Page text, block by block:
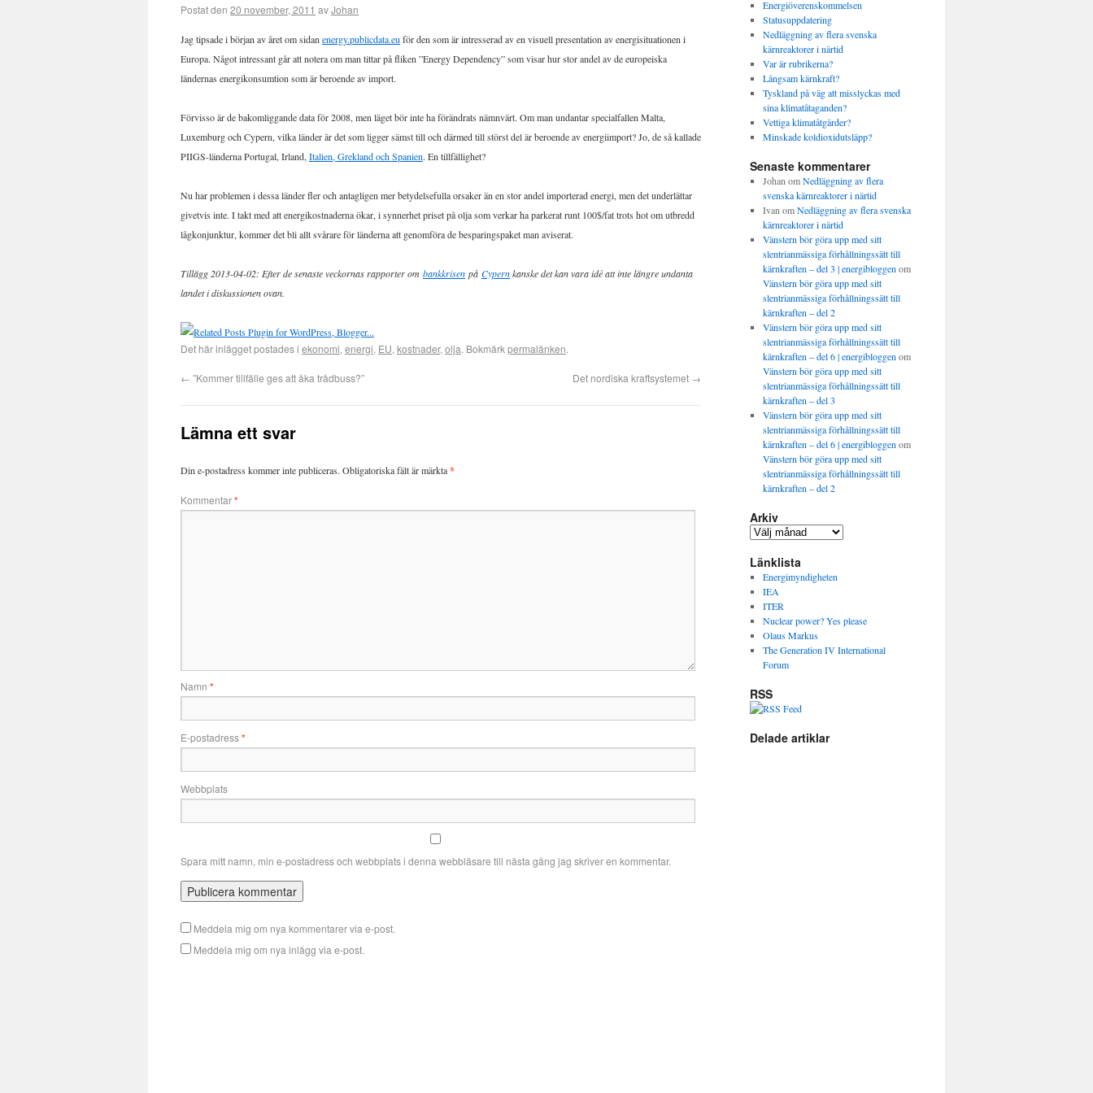
Postat den 20 november, 2011 avJohan
Jag tipsade i början av året om sidan energy.publicdata.eu för den som är intresserad av en visuell presentation av energisituationen i
Europa. Något intressant går att notera om man tittar på fliken ”Energy Dependency” som visar hur stor andel av de europeiska
ländernas energikonsumtion som är beroende av import.
Förvisso är de bakomliggande data för 2008, men läget bör inte ha förändrats nämnvärt. Om man undantar specialfallen Malta,
Luxemburg och Cypern, vilka länder är det som ligger sämst till och därmed till störst del är beroende av energiimport? Jo, de så kallade
PIIGS-länderna Portugal, Irland, Italien, Grekland och Spanien. En tillfällighet?
Nu har problemen i dessa länder fler och antagligen mer betydelsefulla orsaker än en stor andel importerad energi, men det underlättar
givetvis inte. I takt med att energikostnaderna ökar, i synnerhet priset på olja som verkar ha parkerat runt 100$/fat trots hot om utbredd
lågkonjunktur, kommer det bli allt svårare för länderna att genomföra de besparingspaket man aviserat.
Tillägg 2013-04-02: Efter de senaste veckornas rapporter om bankkrisen på Cypernkanske det kan vara idé att inte längre undanta
landet i diskussionen ovan.
Det här inlägget postades i ekonomi, energi, EU, kostnader, olja. Bokmärkpermalänken.
← ”Kommer tillfälle ges att åka trådbuss?” Det nordiska kraftsystemet →
Lämna ett svar
Din e-postadress kommer inte publiceras. Obligatoriska fält är märkta*
Kommentar*
Namn *
E-postadress*
Webbplats
Spara mitt namn, min e-postadress och webbplats i denna webbläsare till nästa gång jag skriver en kommentar.
Meddela mig om nya kommentarer via e-post.
Meddela mig om nya inlägg via e-post.
Energiöverenskommelsen
Statusuppdatering
Nedläggning av flera svenska
kärnreaktorer i närtid
Var är rubrikerna?
Långsam kärnkraft?
Tyskland på väg att misslyckas med
sina klimatåtaganden?
Vettiga klimatåtgärder?
Minskade koldioxidutsläpp?
Senaste kommentarer
Johan omNedläggning av flera
svenska kärnreaktorer i närtid
Ivan omNedläggning av flera svenska
kärnreaktorer i närtid
Vänstern bör göra upp med sitt
slentrianmässiga förhållningssätt till
kärnkraften – del 3 | energibloggen om
Vänstern bör göra upp med sitt
slentrianmässiga förhållningssätt till
kärnkraften – del 2
Vänstern bör göra upp med sitt
slentrianmässiga förhållningssätt till
kärnkraften – del 6 | energibloggen om
Vänstern bör göra upp med sitt
slentrianmässiga förhållningssätt till
kärnkraften – del 3
Vänstern bör göra upp med sitt
slentrianmässiga förhållningssätt till
kärnkraften – del 6 | energibloggen om
Vänstern bör göra upp med sitt
slentrianmässiga förhållningssätt till
kärnkraften – del 2
Arkiv
Länklista
Energimyndigheten
IEA
ITER
Nuclear power? Yes please
Olaus Markus
The Generation IV International
Forum
RSS
Delade artiklar